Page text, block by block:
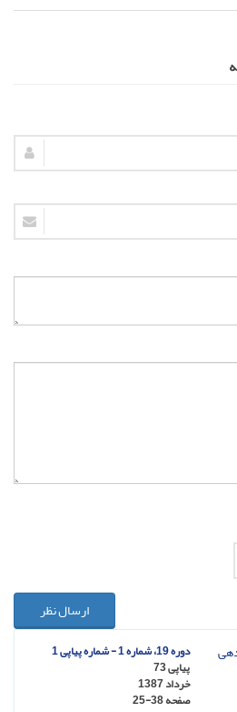
ارسال نظر
دوره 19، شماره 1 - شماره پیاپی 1
پیاپی 73
خرداد 1387
صفحه25-38